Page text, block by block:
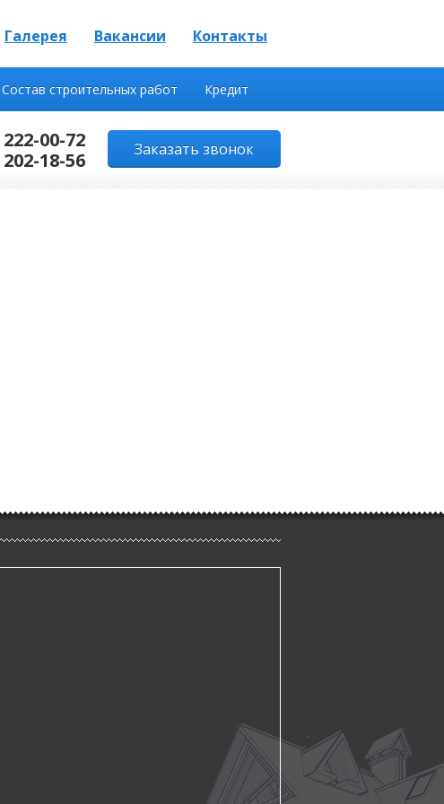
Галерея Вакансии Контакты
Состав строительных работ Кредит
Заказать звонок
222-00-72
202-18-56